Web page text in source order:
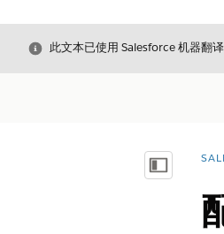
关闭
此文本已使用 Salesforce 机器翻
显示目录 您